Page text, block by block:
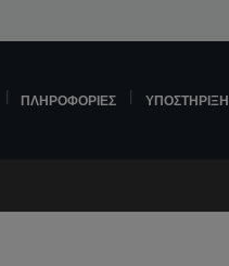
ΠΛΗΡΟΦΟΡΊΕΣ ΥΠΟΣΤΉΡΙΞΗ